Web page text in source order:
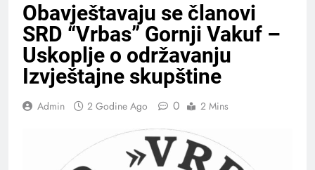
Obavještavaju se članovi
SRD “Vrbas” Gornji Vakuf –
Uskoplje o održavanju
Izvještajne skupštine
Admin 2 Godine Ago 0 2 Mins